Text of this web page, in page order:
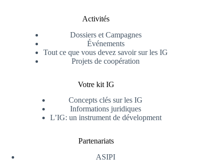
Activités
Dossiers et Campagnes
Événements
Tout ce que vous devez savoir sur les IG
Projets de coopération
Votre kit IG
Concepts clés sur les IG
Informations juridiques
L’IG: un instrument de dévelopment
Partenariats
ASIPI